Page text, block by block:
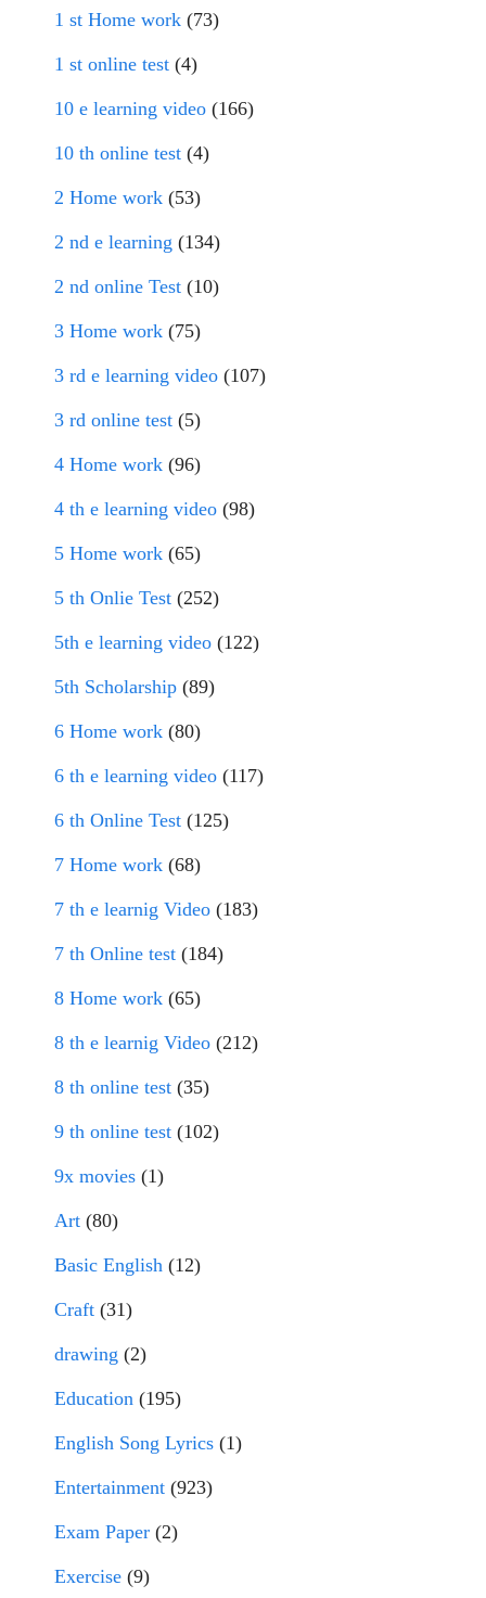
1 st Home work (73)
1 st online test (4)
10 e learning video (166)
10 th online test (4)
2 Home work (53)
2 nd e learning (134)
2 nd online Test (10)
3 Home work (75)
3 rd e learning video (107)
3 rd online test (5)
4 Home work (96)
4 th e learning video (98)
5 Home work (65)
5 th Onlie Test (252)
5th e learning video (122)
5th Scholarship (89)
6 Home work (80)
6 th e learning video (117)
6 th Online Test (125)
7 Home work (68)
7 th e learnig Video (183)
7 th Online test (184)
8 Home work (65)
8 th e learnig Video (212)
8 th online test (35)
9 th online test (102)
9x movies (1)
Art (80)
Basic English (12)
Craft (31)
drawing (2)
Education (195)
English Song Lyrics (1)
Entertainment (923)
Exam Paper (2)
Exercise (9)